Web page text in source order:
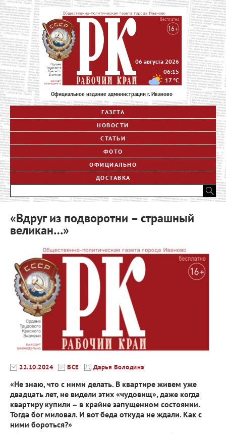
Официальное издание администрации г. Иваново
06 августа 2026
06:15
17 °C
ГАЗЕТА
НОВОСТИ
СТАТЬИ
ФОТО
ОФИЦИАЛЬНО
ДОСТАВКА
«Вдруг из подворотни – страшный
великан…»
22.10.2024 ВСЕ Дарья Володина
«Не знаю, что с ними делать. В квартире живем уже
двадцать лет, не видели этих «чудовищ», даже когда
квартиру купили – в крайне запущенном состоянии.
Тогда бог миловал. И вот беда откуда не ждали. Как с
ними бороться?»